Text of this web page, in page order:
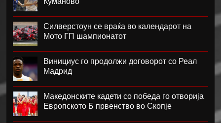
Силверстоун се враќа во календарот на
Мото ГП шампионатот
Винициус го продолжи договорот со Реал
Мадрид
Македонските кадети со победа го отворија
Европското Б првенство во Скопје